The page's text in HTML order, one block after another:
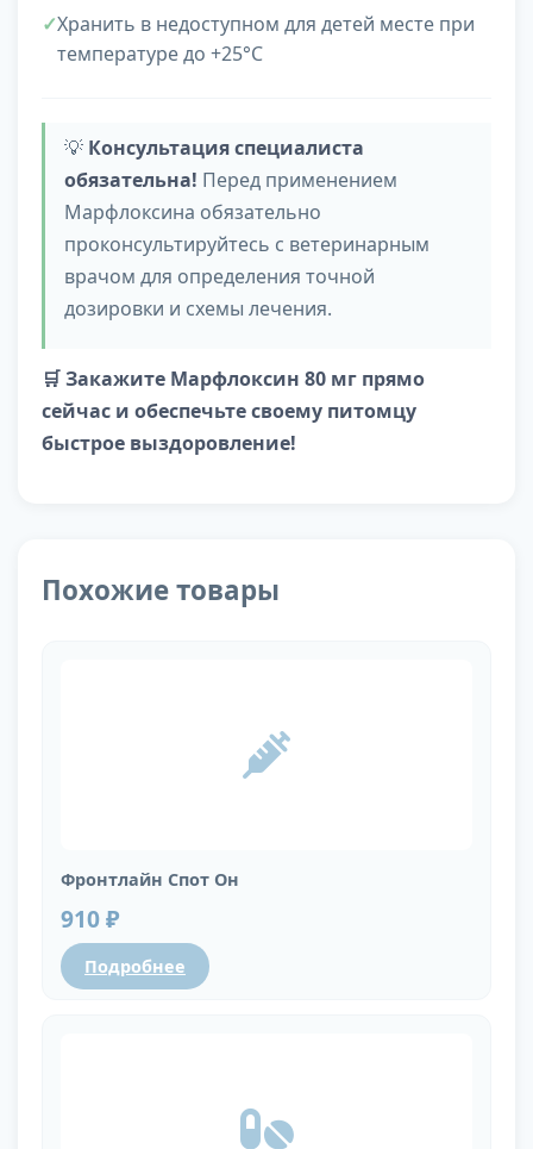
Хранить в недоступном для детей месте при
температуре до +25°C
💡 Консультация специалиста
обязательна! Перед применением
Марфлоксина обязательно
проконсультируйтесь с ветеринарным
врачом для определения точной
дозировки и схемы лечения.
🛒 Закажите Марфлоксин 80 мг прямо
сейчас и обеспечьте своему питомцу
быстрое выздоровление!
Похожие товары
Фронтлайн Спот Он
910 ₽
Подробнее